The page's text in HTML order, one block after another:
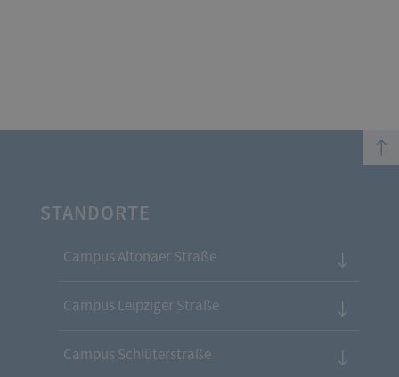
top
STANDORTE
Campus Altonaer Straße
Campus Leipziger Straße
Campus Schlüterstraße